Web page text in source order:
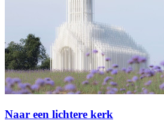
Naar een lichtere kerk